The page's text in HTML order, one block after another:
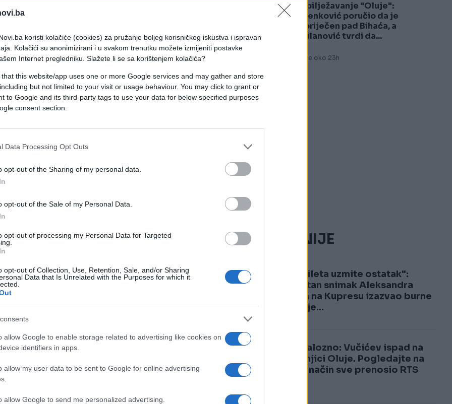
koristi kolačiće (cookies) za pružanje boljeg korisničkog iskustva i ispravan
Kolačići su anonimizirani i u svakom trenutku možete izmijeniti postavke
Internet pregledniku. Slažete li se sa korištenjem kolačića?
that this website/app uses one or more Google services and may gather and store
but not limited to your visit or usage behaviour. You may click to grant or
to Google and its third-party tags to use your data for below specified purposes
consent section.
Data Processing Opt Outs
opt-out of the Sharing of my personal data.
opt-out of the Sale of my Personal Data.
opt-out of processing my Personal Data for Targeted
opt-out of Collection, Use, Retention, Sale, and/or Sharing
Data that Is Unrelated with the Purposes for which it
allow Google to enable storage related to advertising like cookies on
identifiers in apps.
allow my user data to be sent to Google for online advertising
allow Google to send me personalized advertising.
Kluba Hrvata Marine Pendeš da se
minuta, nakon koje se troje hrvatskih delegata,
obezbijediti mogućnost biranja i kandidovanja
naroda u Predsjedništvo BiH.
Obilježavanje "Oluje":
Plenković poručio da je
spriječen pad Bihaća, a
Milanović tvrdi da...
Prije oko 23h
NAJČITANIJE
1
"Od Mileta uzmite ostatak":
Šokantan snimak Aleksandra
Vučića na Kupresu izazvao burne
reakcije...
2
Skandalozno: Vučićev ispad na
godišnjici Oluje. Pogledajte na
koji je način sve prenosio RTS